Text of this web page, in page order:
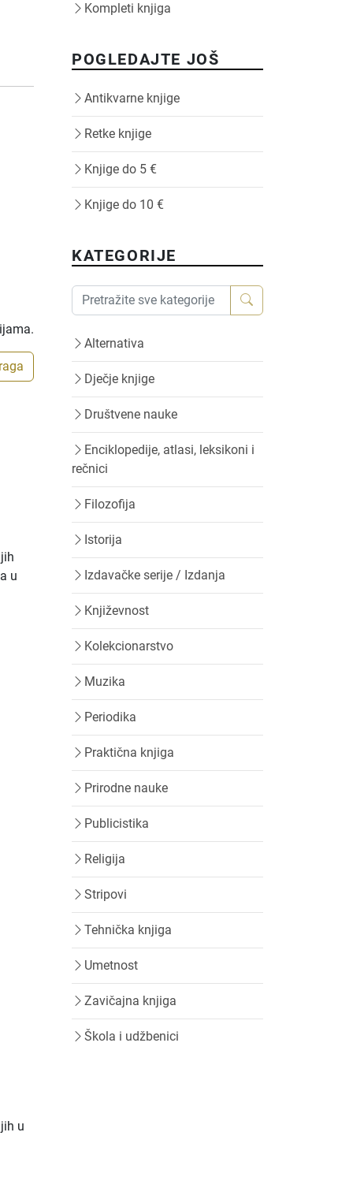
u
u
Kompleti knjiga
POGLEDAJTE JOŠ
Antikvarne knjige
Retke knjige
Knjige do 5 €
Knjige do 10 €
KATEGORIJE
Alternativa
Dječje knjige
Društvene nauke
Enciklopedije, atlasi, leksikoni i
rečnici
Filozofija
Istorija
Izdavačke serije / Izdanja
Književnost
Kolekcionarstvo
Muzika
Periodika
Praktična knjiga
Prirodne nauke
Publicistika
Religija
Stripovi
Tehnička knjiga
Umetnost
Zavičajna knjiga
Škola i udžbenici